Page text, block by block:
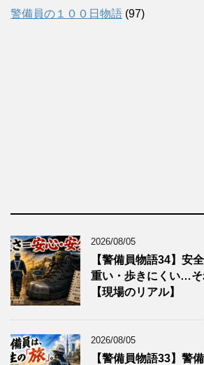
警備員の１００日物語 (97)
2026/08/05
【警備員物語34】安
重い・歩きにくい…そ
【現場のリアル】
2026/08/05
【警備員物語33】警